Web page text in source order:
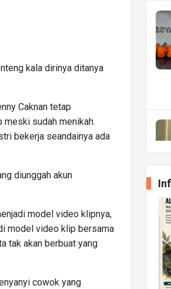
kala dirinya ditanya
Caknan tetap
sudah menikah.
bekerja seandainya ada
diunggah akun
model video klipnya,
model video klip bersama
tak akan berbuat yang
cowok yang